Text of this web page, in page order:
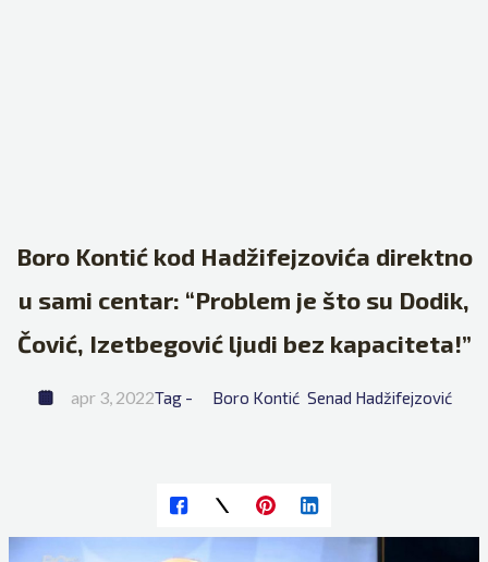
Boro Kontić kod Hadžifejzovića direktno
u sami centar: “Problem je što su Dodik,
Čović, Izetbegović ljudi bez kapaciteta!”
apr 3, 2022Tag - Boro Kontić Senad Hadžifejzović